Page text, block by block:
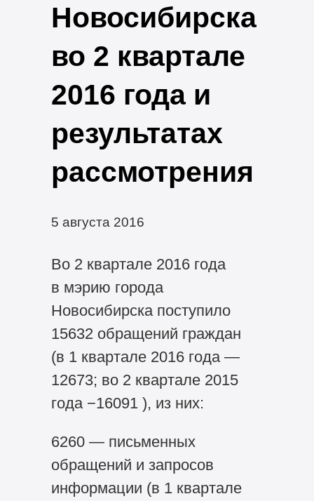
Новосибирска
во 2 квартале
2016 года и
результатах
рассмотрения
5 августа 2016
Во 2 квартале 2016 года
в мэрию города
Новосибирска поступило
15632 обращений граждан
(в 1 квартале 2016 года —
12673; во 2 квартале 2015
года −16091 ), из них:
6260 — письменных
обращений и запросов
информации (в 1 квартале